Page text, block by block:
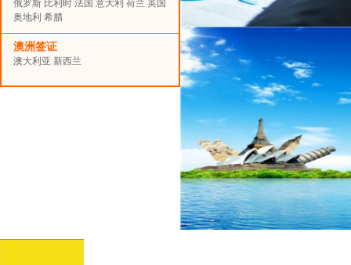
俄罗斯 比利时 法国 意大利 荷兰 英国
奥地利 希腊
澳洲签证
澳大利亚 新西兰